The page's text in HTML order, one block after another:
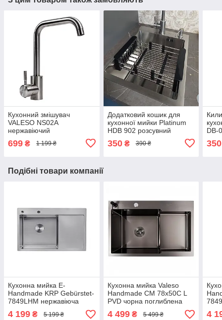
Кухонний змішувач
VALESO NS02A
нержавіючий
699 ₴ 1 199 ₴
Додатковий кошик для
кухонної мийки Platinum
HDB 902 розсувний
350₴ 390 ₴
DB-
350
Подібні товари компанії
Кухонна мийка E-
Handmade KRP Gebürstet-
7849LHM нержавіюча
сталь 3.0/1.0 мм 7850
4 199 ₴ 5 199 ₴
Кухонна мийка Valeso
Handmade CM 78х50C L
PVD чорна поглиблена
полиця 3.0/0.8 7850
4 499₴ 5 499 ₴ 4